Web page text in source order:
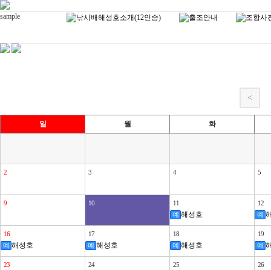
sample
<
일 월 화
2 3 4 5
9 10
11
예 해성호
12
예
16
예 해성호
17
예 해성호
18
예 해성호
19
예
23
24
25
26